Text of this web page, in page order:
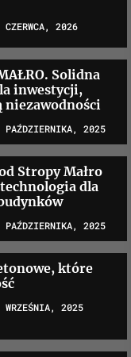
CZERWCA, 2026
Solidna
inwestycji,
niezawodności
PAŹDZIERNIKA, 2025
Stropy Małro
dla
PAŹDZIERNIKA, 2025
które
WRZEŚNIA, 2025